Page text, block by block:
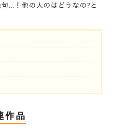
…！他の人のはどうなの?と
作品